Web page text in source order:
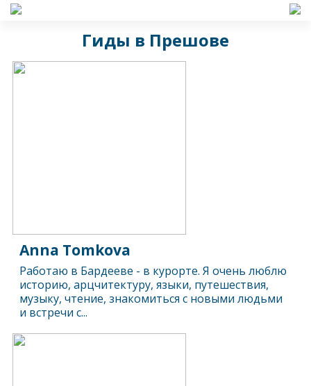
Гиды в Прешове
Anna Tomkova
Работаю в Бардееве - в курорте. Я очень люблю
историю, арцчитектуру, языки, путешествия,
музыку, чтение, знакомиться с новыми людьми
и встречи с...